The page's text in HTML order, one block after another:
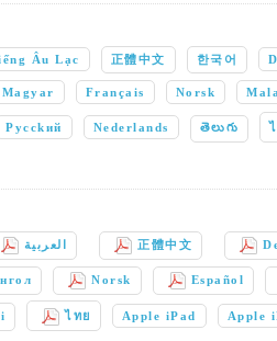
Âu Lạc 正體中文 한국어
Magyar Français Norsk
Pycckий Nederlands తెలుగు
العربية 正體中文
Norsk Español
ไทย Apple iPad Apple